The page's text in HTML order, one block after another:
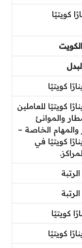
دينارًا كويتيًا للعاملين
والموانئ
والمهام الخاصة –
دينارًا كويتيًا في